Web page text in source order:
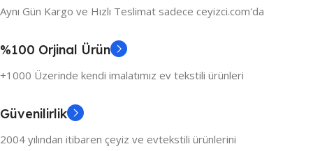
Aynı Gün Kargo ve Hızlı Teslimat sadece ceyizci.com'da
%100 Orjinal Ürün
+1000 Üzerinde kendi imalatımız ev tekstili ürünleri
Güvenilirlik
2004 yılından itibaren çeyiz ve evtekstili ürünlerini